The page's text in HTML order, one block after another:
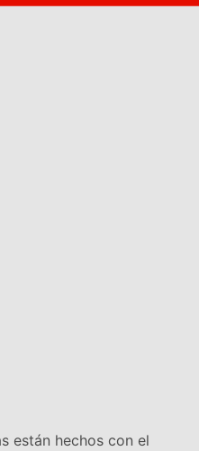
están hechos con el